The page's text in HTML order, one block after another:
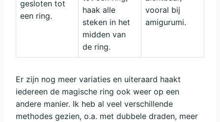
gesloten tot
een ring.
haak alle
steken in het
midden van
de ring.
vooral bij
amigurumi.
Er zijn nog meer variaties en uiteraard haakt
iedereen de magische ring ook weer op een
andere manier. Ik heb al veel verschillende
methodes gezien, o.a. met dubbele draden, meer